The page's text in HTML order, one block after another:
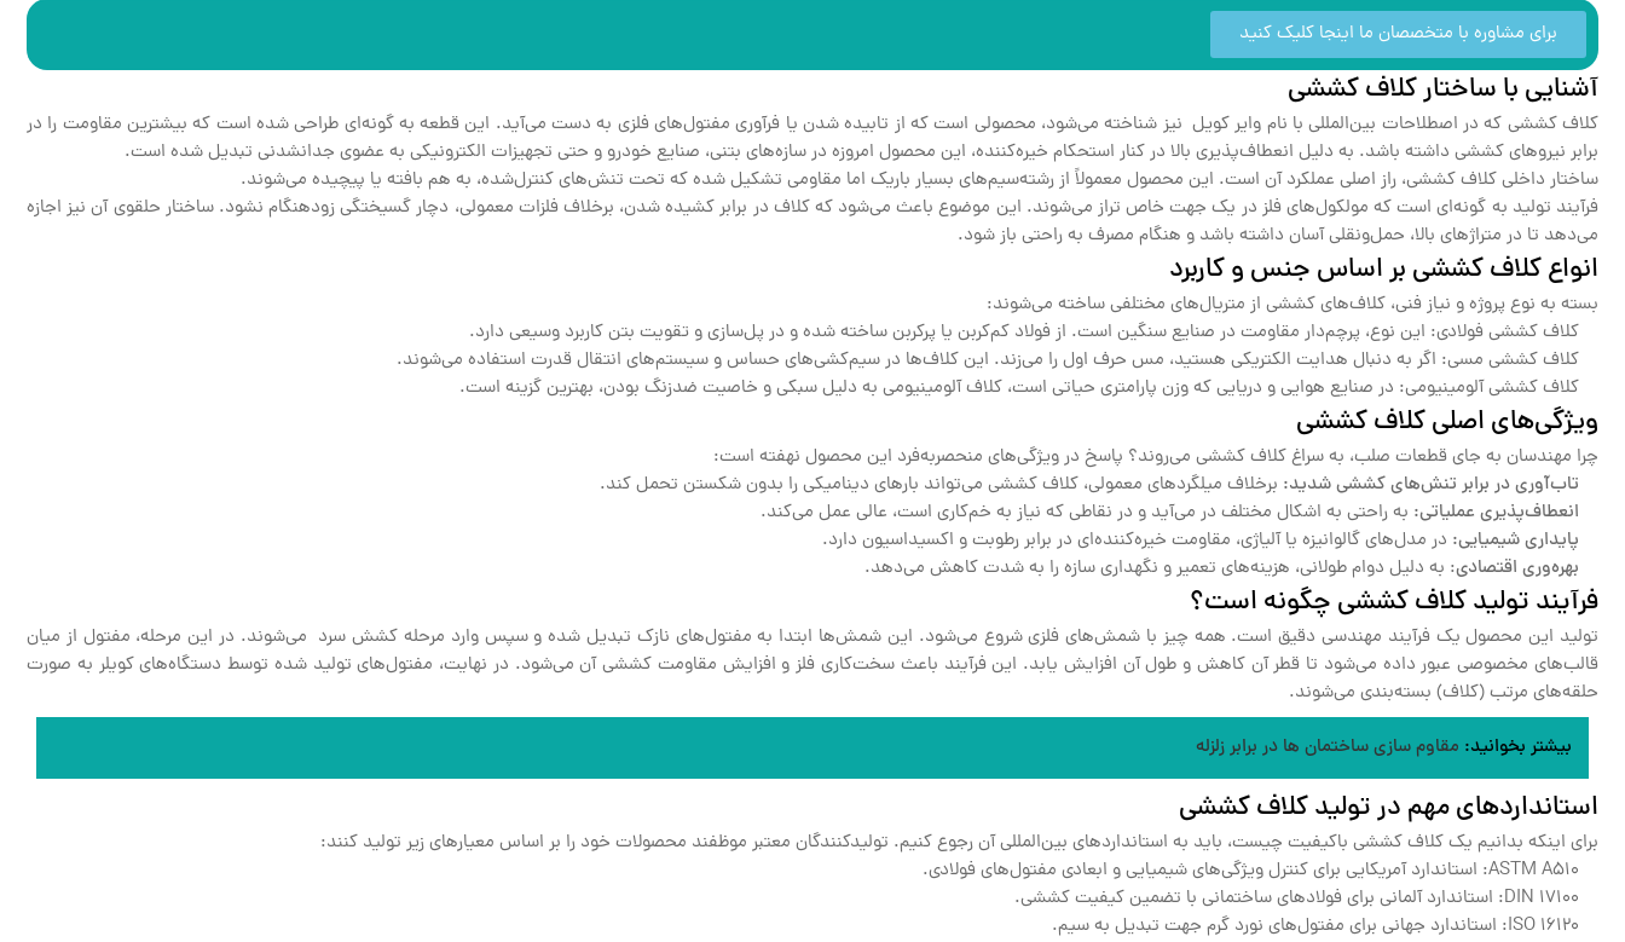
برای مشاوره با متخصصان ما اینجا کلیک کنید
آشنایی با ساختار کلاف کششی
کلاف کششی که در اصطلاحات بین‌المللی با نام وایر کویل نیز شناخته می‌شود، محصولی است که از تابیده شدن یا فرآوری مفتول‌های فلزی به دست می‌آید. این قطعه به گونه‌ای طراحی شده است که بیشترین مقاومت را در
برابر نیروهای کششی داشته باشد. به دلیل انعطاف‌پذیری بالا در کنار استحکام خیره‌کننده، این محصول امروزه در سازه‌های بتنی، صنایع خودرو و حتی تجهیزات الکترونیکی به عضوی جدانشدنی تبدیل شده است.
ساختار داخلی کلاف کششی، راز اصلی عملکرد آن است. این محصول معمولاً از رشته‌سیم‌های بسیار باریک اما مقاومی تشکیل شده که تحت تنش‌های کنترل‌شده، به هم بافته یا پیچیده می‌شوند.
فرآیند تولید به گونه‌ای است که مولکول‌های فلز در یک جهت خاص تراز می‌شوند. این موضوع باعث می‌شود که کلاف در برابر کشیده شدن، برخلاف فلزات معمولی، دچار گسیختگی زودهنگام نشود. ساختار حلقوی آن نیز اجازه
می‌دهد تا در متراژهای بالا، حمل‌ونقلی آسان داشته باشد و هنگام مصرف به راحتی باز شود.
انواع کلاف کششی بر اساس جنس و کاربرد
بسته به نوع پروژه و نیاز فنی، کلاف‌های کششی از متریال‌های مختلفی ساخته می‌شوند:
کلاف کششی فولادی: این نوع، پرچم‌دار مقاومت در صنایع سنگین است. از فولاد کم‌کربن یا پرکربن ساخته شده و در پل‌سازی و تقویت بتن کاربرد وسیعی دارد.
کلاف کششی مسی: اگر به دنبال هدایت الکتریکی هستید، مس حرف اول را می‌زند. این کلاف‌ها در سیم‌کشی‌های حساس و سیستم‌های انتقال قدرت استفاده می‌شوند.
کلاف کششی آلومینیومی: در صنایع هوایی و دریایی که وزن پارامتری حیاتی است، کلاف آلومینیومی به دلیل سبکی و خاصیت ضدزنگ بودن، بهترین گزینه است.
ویژگی‌های اصلی کلاف کششی
چرا مهندسان به جای قطعات صلب، به سراغ کلاف کششی می‌روند؟ پاسخ در ویژگی‌های منحصربه‌فرد این محصول نهفته است:
تاب‌آوری در برابر تنش‌های کششی شدید: برخلاف میلگردهای معمولی، کلاف کششی می‌تواند بارهای دینامیکی را بدون شکستن تحمل کند.
انعطاف‌پذیری عملیاتی: به راحتی به اشکال مختلف در می‌آید و در نقاطی که نیاز به خم‌کاری است، عالی عمل می‌کند.
پایداری شیمیایی: در مدل‌های گالوانیزه یا آلیاژی، مقاومت خیره‌کننده‌ای در برابر رطوبت و اکسیداسیون دارد.
بهره‌وری اقتصادی: به دلیل دوام طولانی، هزینه‌های تعمیر و نگهداری سازه را به شدت کاهش می‌دهد.
فرآیند تولید کلاف کششی چگونه است؟
تولید این محصول یک فرآیند مهندسی دقیق است. همه چیز با شمش‌های فلزی شروع می‌شود. این شمش‌ها ابتدا به مفتول‌های نازک تبدیل شده و سپس وارد مرحله کشش سرد می‌شوند. در این مرحله، مفتول از میان
قالب‌های مخصوصی عبور داده می‌شود تا قطر آن کاهش و طول آن افزایش یابد. این فرآیند باعث سخت‌کاری فلز و افزایش مقاومت کششی آن می‌شود. در نهایت، مفتول‌های تولید شده توسط دستگاه‌های کویلر به صورت
حلقه‌های مرتب (کلاف) بسته‌بندی می‌شوند.
بیشتر بخوانید: مقاوم سازی ساختمان ها در برابر زلزله
استانداردهای مهم در تولید کلاف کششی
برای اینکه بدانیم یک کلاف کششی باکیفیت چیست، باید به استانداردهای بین‌المللی آن رجوع کنیم. تولیدکنندگان معتبر موظفند محصولات خود را بر اساس معیارهای زیر تولید کنند: